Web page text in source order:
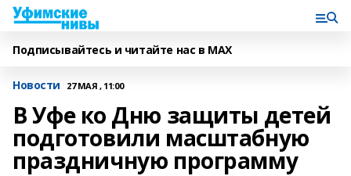
Подписывайтесь и читайте нас в MAX
Новости 27 МАЯ , 11:00
В Уфе ко Дню защиты детей
подготовили масштабную
праздничную программу